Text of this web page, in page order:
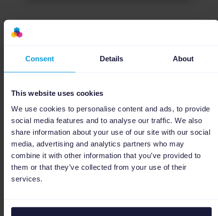
Consent Details About
This website uses cookies
We use cookies to personalise content and ads, to provide
social media features and to analyse our traffic. We also
share information about your use of our site with our social
media, advertising and analytics partners who may
combine it with other information that you’ve provided to
them or that they’ve collected from your use of their
services.
Jill Kiwitt
Author
Jill Kiwitt es Product Marketing Manager
marketplaces y en el ecosistema
multicanal de eCommerce. Con el foco en
el crecimiento estratégico y el marketing
basado en datos, aplica su experiencia en
gestión de feeds, PPC y estrategia en la
región DACH para ayudar a las empresas a
escalar. Su objetivo es hacer que los datos
sean tanto comprensibles como rentables.